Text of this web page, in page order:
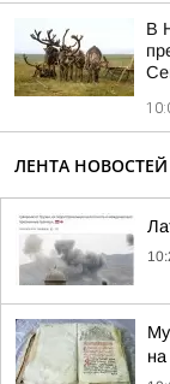
В
ЛЕНТА НОВОСТЕЙ